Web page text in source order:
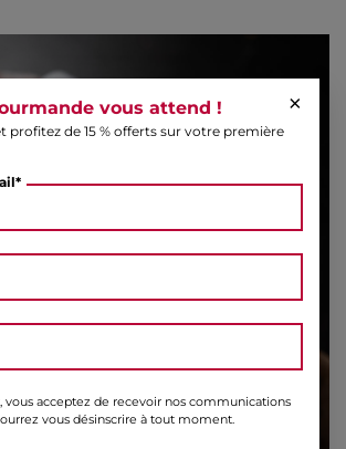
×
vous attend !
profitez de 15 % offerts sur votre première
vous acceptez de recevoir nos communications
vous désinscrire à tout moment.